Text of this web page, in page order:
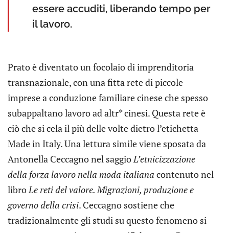
essere accuditi, liberando tempo per
il lavoro.
Prato è diventato un focolaio di imprenditoria
transnazionale, con una fitta rete di piccole
imprese a conduzione familiare cinese che spesso
subappaltano lavoro ad altr* cinesi. Questa rete è
ciò che si cela il più delle volte dietro l’etichetta
Made in Italy. Una lettura simile viene sposata da
Antonella Ceccagno nel saggioL’etnicizzazione
della forza lavoro nella moda italiana contenuto nel
libroLe reti del valore. Migrazioni, produzione e
governo della crisi. Ceccagno sostiene che
tradizionalmente gli studi su questo fenomeno si